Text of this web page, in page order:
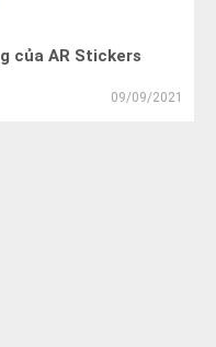
của AR Stickers
09/09/2021